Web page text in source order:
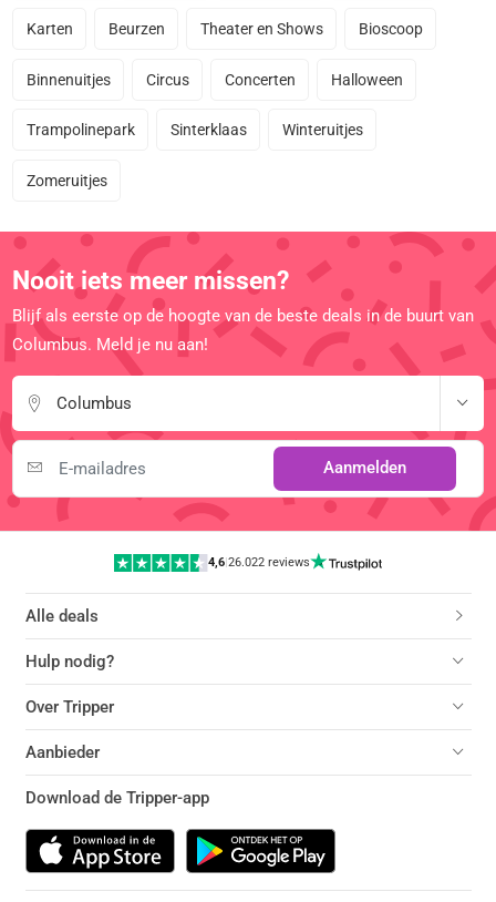
Karten Beurzen Theater en Shows Bioscoop
Binnenuitjes Circus Concerten Halloween
Trampolinepark Sinterklaas Winteruitjes
Zomeruitjes
Nooit iets meer missen?
Blijf als eerste op de hoogte van de beste deals in de buurt van
Columbus. Meld je nu aan!
Columbus
Aanmelden
4,6 |26.022 reviews
Alle deals
Hulp nodig?
Over Tripper
Aanbieder
Download de Tripper-app